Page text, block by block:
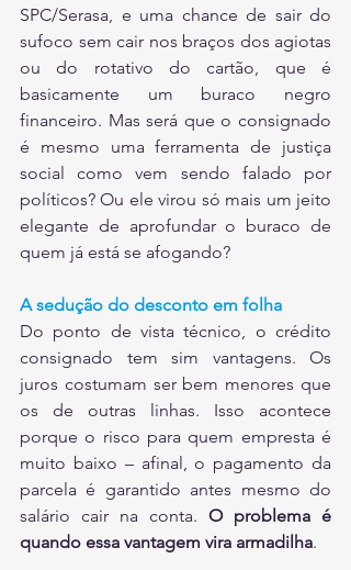
SPC/Serasa, e uma chance de sair do
sufoco sem cair nos braços dos agiotas
ou do rotativo do cartão, que é
basicamente um buraco negro
financeiro. Mas será que o consignado
é mesmo uma ferramenta de justiça
social como vem sendo falado por
políticos? Ou ele virou só mais um jeito
elegante de aprofundar o buraco de
quem já está se afogando?
A sedução do desconto em folha
Do ponto de vista técnico, o crédito
consignado tem sim vantagens. Os
juros costumam ser bem menores que
os de outras linhas. Isso acontece
porque o risco para quem empresta é
muito baixo – afinal, o pagamento da
parcela é garantido antes mesmo do
salário cair na conta. O problema é
quando essa vantagem vira armadilha.